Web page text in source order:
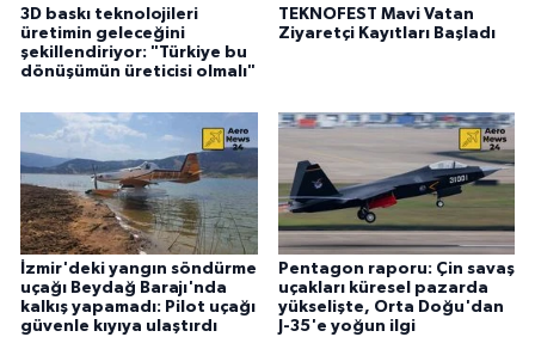
3D baskı teknolojileri
üretimin geleceğini
şekillendiriyor: "Türkiye bu
dönüşümün üreticisi olmalı"
TEKNOFEST Mavi Vatan
Ziyaretçi Kayıtları Başladı
İzmir'deki yangın söndürme
uçağı Beydağ Barajı'nda
kalkış yapamadı: Pilot uçağı
güvenle kıyıya ulaştırdı
Pentagon raporu: Çin savaş
uçakları küresel pazarda
yükselişte, Orta Doğu'dan
J-35'e yoğun ilgi